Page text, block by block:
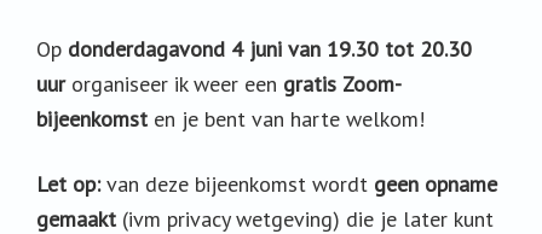
Op donderdagavond 4 juni van 19.30 tot 20.30
uurorganiseer ik weer een gratis Zoom-
bijeenkomst en je bent van harte welkom!
Let op:van deze bijeenkomst wordt geen opname
gemaakt (ivm privacy wetgeving) die je later kunt